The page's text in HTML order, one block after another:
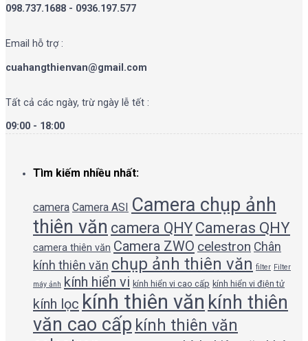
098.737.1688 - 0936.197.577
Email hỗ trợ :
cuahangthienvan@gmail.com
Tất cả các ngày, trừ ngày lễ tết :
09:00 - 18:00
Tìm kiếm nhiều nhất:
camera Camera ASI Camera chụp ảnh
thiên văn camera QHY Cameras QHY
camera thiên văn Camera ZWO celestron Chân
kính thiên văn chụp ảnh thiên văn filter Filter
máy ảnh kính hiển vi kính hiển vi cao cấp kính hiển vi điện tử
kính lọc kính thiên văn kính thiên
văn cao cấp kính thiên văn